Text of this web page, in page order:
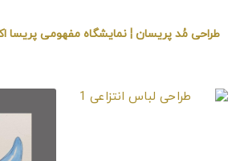
طراحی مُد پریسان ¦ نمایشگاه مفهومی پریسا